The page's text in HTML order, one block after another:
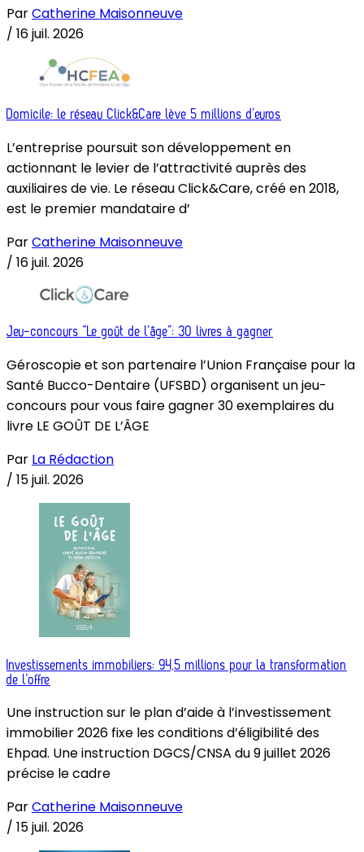
ParCatherine Maisonneuve
/ 16 juil. 2026
Domicile: le réseau Click&Care lève 5 millions d’euros
L’entreprise poursuit son développement en
actionnant le levier de l’attractivité auprès des
auxiliaires de vie. Le réseau Click&Care, créé en 2018,
est le premier mandataire d’
ParCatherine Maisonneuve
/ 16 juil. 2026
Jeu-concours “Le goût de l’âge”: 30 livres à gagner
Géroscopie et son partenaire l’Union Française pour la
Santé Bucco-Dentaire (UFSBD) organisent un jeu-
concours pour vous faire gagner 30 exemplaires du
livre LE GOÛT DE L’ÂGE
Par La Rédaction
/ 15 juil. 2026
Investissements immobiliers: 94,5 millions pour la transformation
de l’offre
Une instruction sur le plan d’aide à l’investissement
immobilier 2026 fixe les conditions d’éligibilité des
Ehpad. Une instruction DGCS/CNSA du 9 juillet 2026
précise le cadre
ParCatherine Maisonneuve
/ 15 juil. 2026